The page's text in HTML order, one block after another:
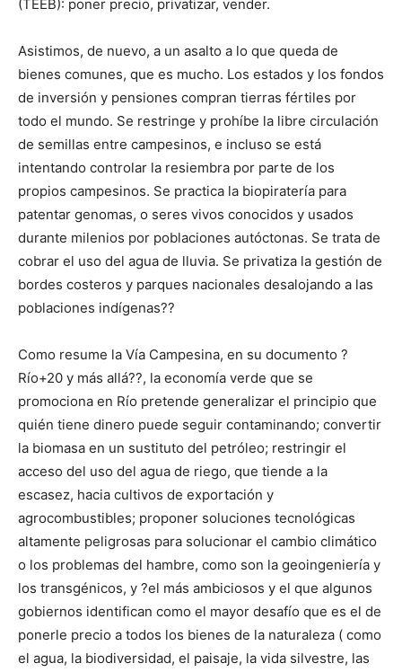
(TEEB): poner precio, privatizar, vender.
Asistimos, de nuevo, a un asalto a lo que queda de
bienes comunes, que es mucho. Los estados y los fondos
de inversión y pensiones compran tierras fértiles por
todo el mundo. Se restringe y prohíbe la libre circulación
de semillas entre campesinos, e incluso se está
intentando controlar la resiembra por parte de los
propios campesinos. Se practica la biopiratería para
patentar genomas, o seres vivos conocidos y usados
durante milenios por poblaciones autóctonas. Se trata de
cobrar el uso del agua de lluvia. Se privatiza la gestión de
bordes costeros y parques nacionales desalojando a las
poblaciones indígenas??
Como resume la Vía Campesina, en su documento ?
Río+20 y más allá??, la economía verde que se
promociona en Río pretende generalizar el principio que
quién tiene dinero puede seguir contaminando; convertir
la biomasa en un sustituto del petróleo; restringir el
acceso del uso del agua de riego, que tiende a la
escasez, hacia cultivos de exportación y
agrocombustibles; proponer soluciones tecnológicas
altamente peligrosas para solucionar el cambio climático
o los problemas del hambre, como son la geoingeniería y
los transgénicos, y ?el más ambiciosos y el que algunos
gobiernos identifican como el mayor desafío que es el de
ponerle precio a todos los bienes de la naturaleza ( como
el agua, la biodiversidad, el paisaje, la vida silvestre, las